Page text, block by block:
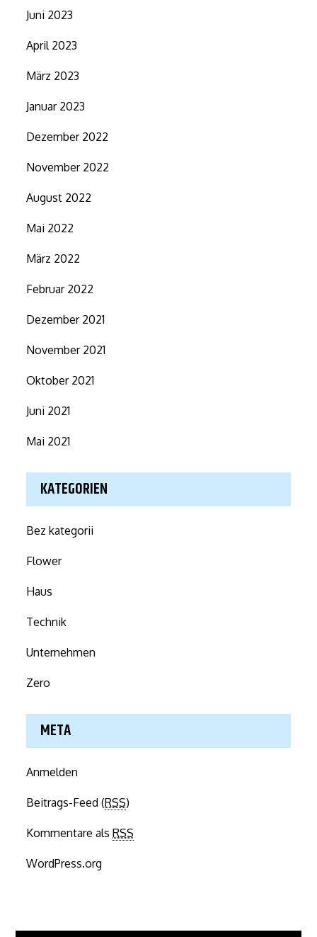
Juni 2023
April 2023
März 2023
Januar 2023
Dezember 2022
November 2022
August 2022
Mai 2022
März 2022
Februar 2022
Dezember 2021
November 2021
Oktober 2021
Juni 2021
Mai 2021
KATEGORIEN
Bez kategorii
Flower
Haus
Technik
Unternehmen
Zero
META
Anmelden
Beitrags-Feed (RSS)
Kommentare alsRSS
WordPress.org